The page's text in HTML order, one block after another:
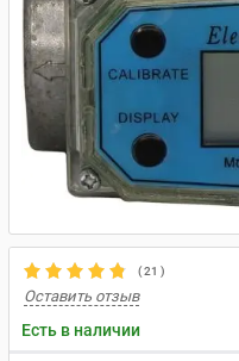
(21 )
Оставить отзыв
Есть в наличии